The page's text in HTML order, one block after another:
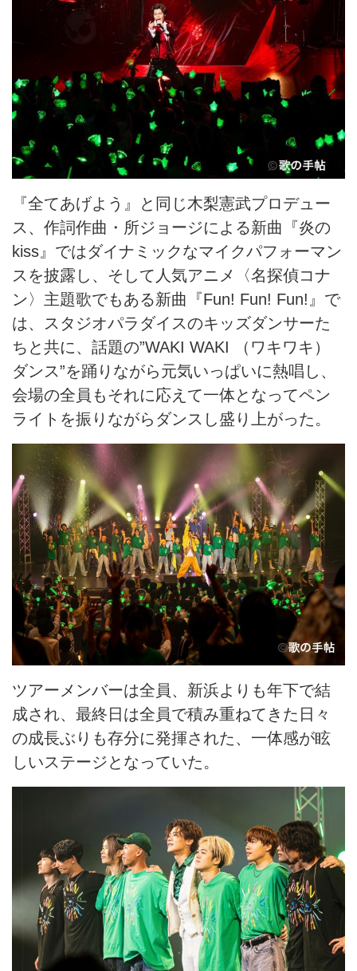
『全てあげよう』と同じ木梨憲武プロデュー
ス、作詞作曲・所ジョージによる新曲『炎の
kiss』ではダイナミックなマイクパフォーマン
スを披露し、そして人気アニメ〈名探偵コナ
ン〉主題歌でもある新曲『Fun! Fun! Fun!』で
は、スタジオパラダイスのキッズダンサーた
ちと共に、話題の”WAKI WAKI （ワキワキ）
ダンス”を踊りながら元気いっぱいに熱唱し、
会場の全員もそれに応えて一体となってペン
ライトを振りながらダンスし盛り上がった。
ツアーメンバーは全員、新浜よりも年下で結
成され、最終日は全員で積み重ねてきた日々
の成長ぶりも存分に発揮された、一体感が眩
しいステージとなっていた。